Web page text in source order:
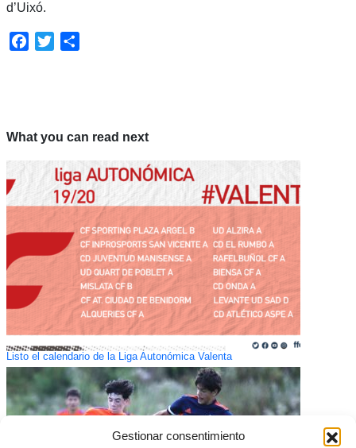
Gestionar consentimiento
d’Uixó.
Facebook
Twitter
What you can read next
Listo el calendario de la Liga Autonómica Valenta